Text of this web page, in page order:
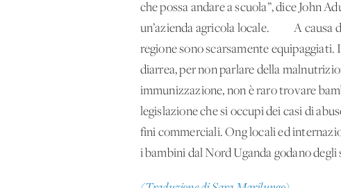
che possa andare a scuola”, dice John
un’azienda agricola locale. A causa di
regione sono scarsamente
diarrea, per non parlare della
immunizzazione, non è raro trovare
legislazione che si occupi dei casi di
fini commerciali. Ong locali ed
i bambini dal Nord Uganda godano